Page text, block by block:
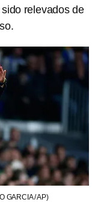
relevados de
GARCIA / AP)